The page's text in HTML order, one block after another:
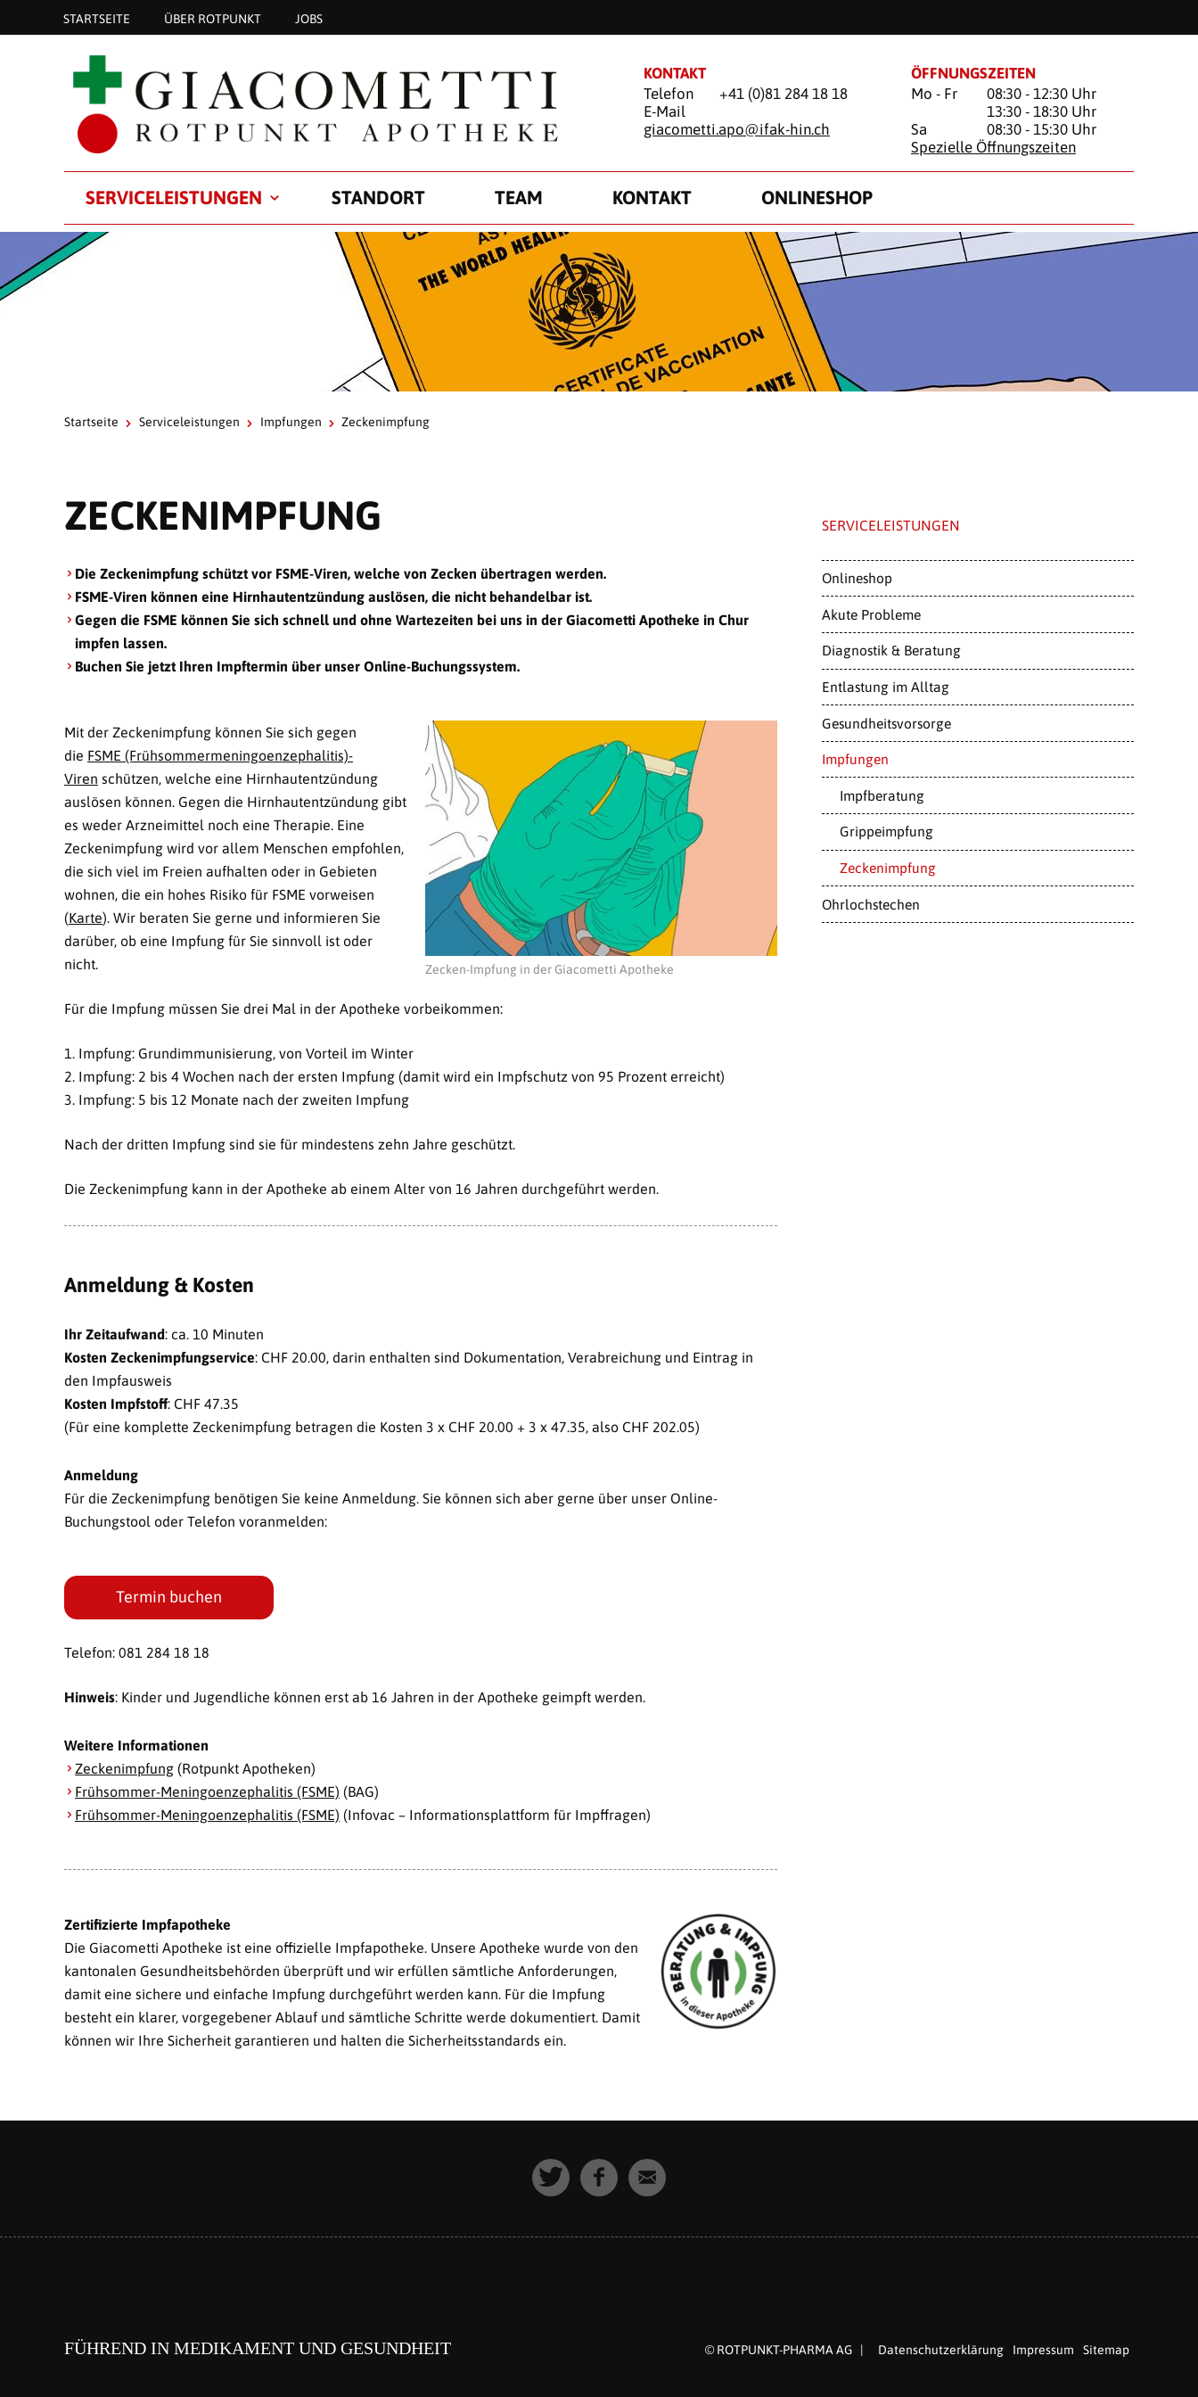
STARTSEITE ÜBER ROTPUNKT JOBS
KONTAKT
Telefon
+41 (0)81 284 18 18
E-Mail
giacometti.apo@ifak-hin.ch
ÖFFNUNGSZEITEN
Mo - Fr
08:30 - 12:30 Uhr
13:30 - 18:30 Uhr
Sa
08:30 - 15:30 Uhr
Spezielle Öffnungszeiten
SERVICELEISTUNGEN STANDORT TEAM KONTAKT ONLINESHOP
ZECKENIMPFUNG
Startseite Serviceleistungen Impfungen Zeckenimpfung
ZECKENIMPFUNG
Die Zeckenimpfung schützt vor FSME-Viren, welche von Zecken übertragen werden.
FSME-Viren können eine Hirnhautentzündung auslösen, die nicht behandelbar ist.
Gegen die FSME können Sie sich schnell und ohne Wartezeiten bei uns in der Giacometti Apotheke in Chur
impfen lassen.
Buchen Sie jetzt Ihren Impftermin über unser Online-Buchungssystem.
Zecken-Impfung in der Giacometti Apotheke
Mit der Zeckenimpfung können Sie sich gegen
die FSME (Frühsommermeningoenzephalitis)-
Viren schützen, welche eine Hirnhautentzündung
auslösen können. Gegen die Hirnhautentzündung gibt
es weder Arzneimittel noch eine Therapie. Eine
Zeckenimpfung wird vor allem Menschen empfohlen,
die sich viel im Freien aufhalten oder in Gebieten
wohnen, die ein hohes Risiko für FSME vorweisen
(Karte). Wir beraten Sie gerne und informieren Sie
darüber, ob eine Impfung für Sie sinnvoll ist oder
nicht.
Für die Impfung müssen Sie drei Mal in der Apotheke vorbeikommen:
1. Impfung: Grundimmunisierung, von Vorteil im Winter
2. Impfung: 2 bis 4 Wochen nach der ersten Impfung (damit wird ein Impfschutz von 95 Prozent erreicht)
3. Impfung: 5 bis 12 Monate nach der zweiten Impfung
Nach der dritten Impfung sind sie für mindestens zehn Jahre geschützt.
Die Zeckenimpfung kann in der Apotheke ab einem Alter von 16 Jahren durchgeführt werden.
Anmeldung & Kosten
Ihr Zeitaufwand: ca. 10 Minuten
Kosten Zeckenimpfungservice: CHF 20.00, darin enthalten sind Dokumentation, Verabreichung und Eintrag in
den Impfausweis
Kosten Impfstoff: CHF 47.35
(Für eine komplette Zeckenimpfung betragen die Kosten 3 x CHF 20.00 + 3 x 47.35, also CHF 202.05)
Anmeldung
Für die Zeckenimpfung benötigen Sie keine Anmeldung. Sie können sich aber gerne über unser Online-
Buchungstool oder Telefon voranmelden:
Termin buchen
Telefon: 081 284 18 18
Hinweis: Kinder und Jugendliche können erst ab 16 Jahren in der Apotheke geimpft werden.
Weitere Informationen
Zeckenimpfung (Rotpunkt Apotheken)
Frühsommer-Meningoenzephalitis (FSME) (BAG)
Frühsommer-Meningoenzephalitis (FSME) (Infovac – Informationsplattform für Impffragen)
Zertifizierte Impfapotheke
Die Giacometti Apotheke ist eine offizielle Impfapotheke. Unsere Apotheke wurde von den
kantonalen Gesundheitsbehörden überprüft und wir erfüllen sämtliche Anforderungen,
damit eine sichere und einfache Impfung durchgeführt werden kann. Für die Impfung
besteht ein klarer, vorgegebener Ablauf und sämtliche Schritte werde dokumentiert. Damit
können wir Ihre Sicherheit garantieren und halten die Sicherheitsstandards ein.
SERVICELEISTUNGEN
Onlineshop
Akute Probleme
Diagnostik & Beratung
Entlastung im Alltag
Gesundheitsvorsorge
Impfungen
Impfberatung
Grippeimpfung
Zeckenimpfung
Ohrlochstechen
FÜHREND IN MEDIKAMENT UND GESUNDHEIT Datenschutzerklärung Impressum Sitemap
© ROTPUNKT-PHARMA AG |